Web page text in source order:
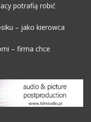
potrafią robić
– jako kierowca
– firma chce